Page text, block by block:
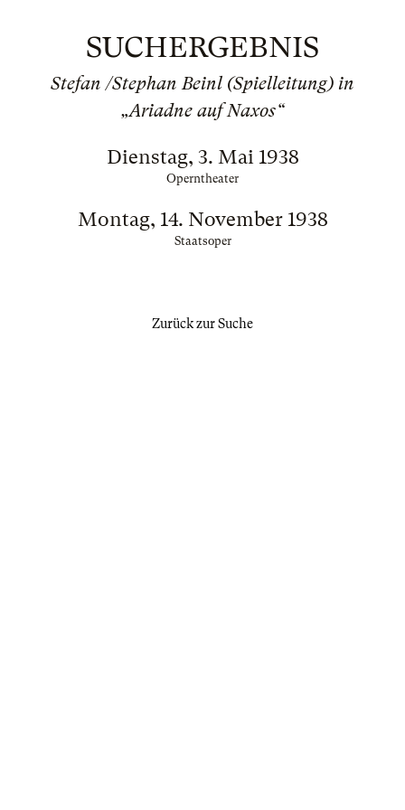
SUCHERGEBNIS
Stefan /Stephan Beinl (Spielleitung) in
„Ariadne auf Naxos“
Dienstag, 3. Mai 1938
Operntheater
Montag, 14. November 1938
Staatsoper
Zurück zur Suche